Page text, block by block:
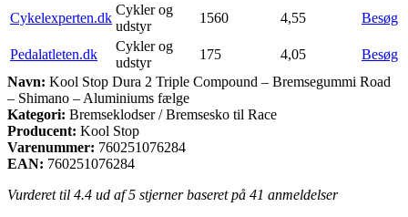
Cykelexperten.dk
Cykler og
udstyr
1560 4,55 Besøg
Pedalatleten.dk
Cykler og
udstyr
175 4,05
Besøg
Navn: Kool Stop Dura 2 Triple Compound – Bremsegummi Road
– Shimano – Aluminiums fælge
Kategori: Bremseklodser / Bremsesko til Race
Producent: Kool Stop
Varenummer: 760251076284
EAN: 760251076284
Vurderet til 4.4 ud af 5 stjerner baseret på 41 anmeldelser